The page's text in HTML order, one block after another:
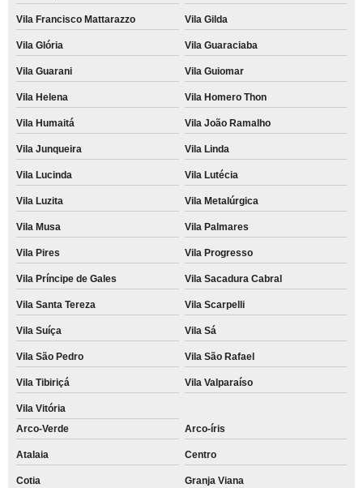
Vila Francisco Mattarazzo Vila Gilda
Vila Glória Vila Guaraciaba
Vila Guarani Vila Guiomar
Vila Helena Vila Homero Thon
Vila Humaitá Vila João Ramalho
Vila Junqueira Vila Linda
Vila Lucinda Vila Lutécia
Vila Luzita Vila Metalúrgica
Vila Musa Vila Palmares
Vila Pires Vila Progresso
Vila Príncipe de Gales Vila Sacadura Cabral
Vila Santa Tereza Vila Scarpelli
Vila Suíça Vila Sá
Vila São Pedro Vila São Rafael
Vila Tibiriçá Vila Valparaíso
Vila Vitória
Arco-Verde
Arco-íris
Atalaia Centro
Cotia Granja Viana